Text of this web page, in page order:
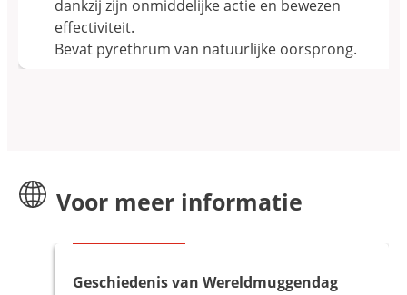
dankzij zijn onmiddelijke actie en bewezen
effectiviteit.
Bevat pyrethrum van natuurlijke oorsprong.
Voor meer informatie
Geschiedenis van Wereldmuggendag